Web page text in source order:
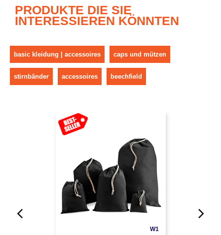
PRODUKTE DIE SIE
INTERESSIEREN KÖNNTEN
basic kleidung | accessoires caps und mützen
stirnbänder accessoires beechfield
W1